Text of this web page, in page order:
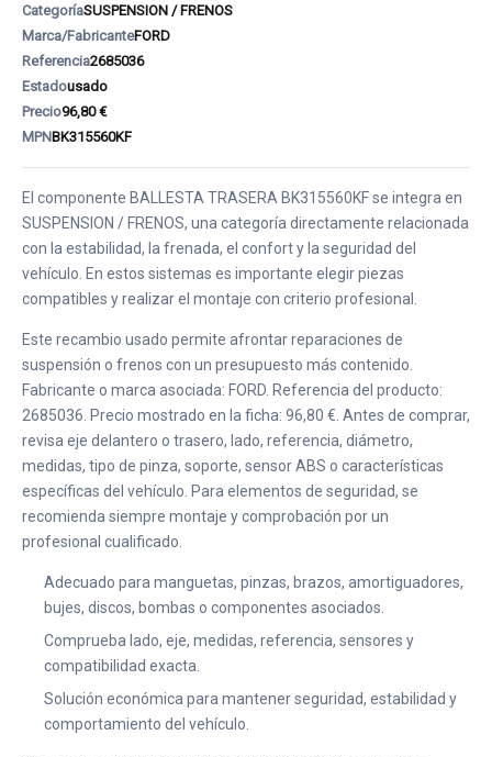
CategoríaSUSPENSION / FRENOS
Marca/FabricanteFORD
Referencia2685036
Estadousado
Precio96,80 €
MPNBK315560KF
El componente BALLESTA TRASERA BK315560KF se integra en
SUSPENSION / FRENOS, una categoría directamente relacionada
con la estabilidad, la frenada, el confort y la seguridad del
vehículo. En estos sistemas es importante elegir piezas
compatibles y realizar el montaje con criterio profesional.
Este recambio usado permite afrontar reparaciones de
suspensión o frenos con un presupuesto más contenido.
Fabricante o marca asociada: FORD. Referencia del producto:
2685036. Precio mostrado en la ficha: 96,80 €. Antes de comprar,
revisa eje delantero o trasero, lado, referencia, diámetro,
medidas, tipo de pinza, soporte, sensor ABS o características
específicas del vehículo. Para elementos de seguridad, se
recomienda siempre montaje y comprobación por un
profesional cualificado.
Adecuado para manguetas, pinzas, brazos, amortiguadores,
bujes, discos, bombas o componentes asociados.
Comprueba lado, eje, medidas, referencia, sensores y
compatibilidad exacta.
Solución económica para mantener seguridad, estabilidad y
comportamiento del vehículo.